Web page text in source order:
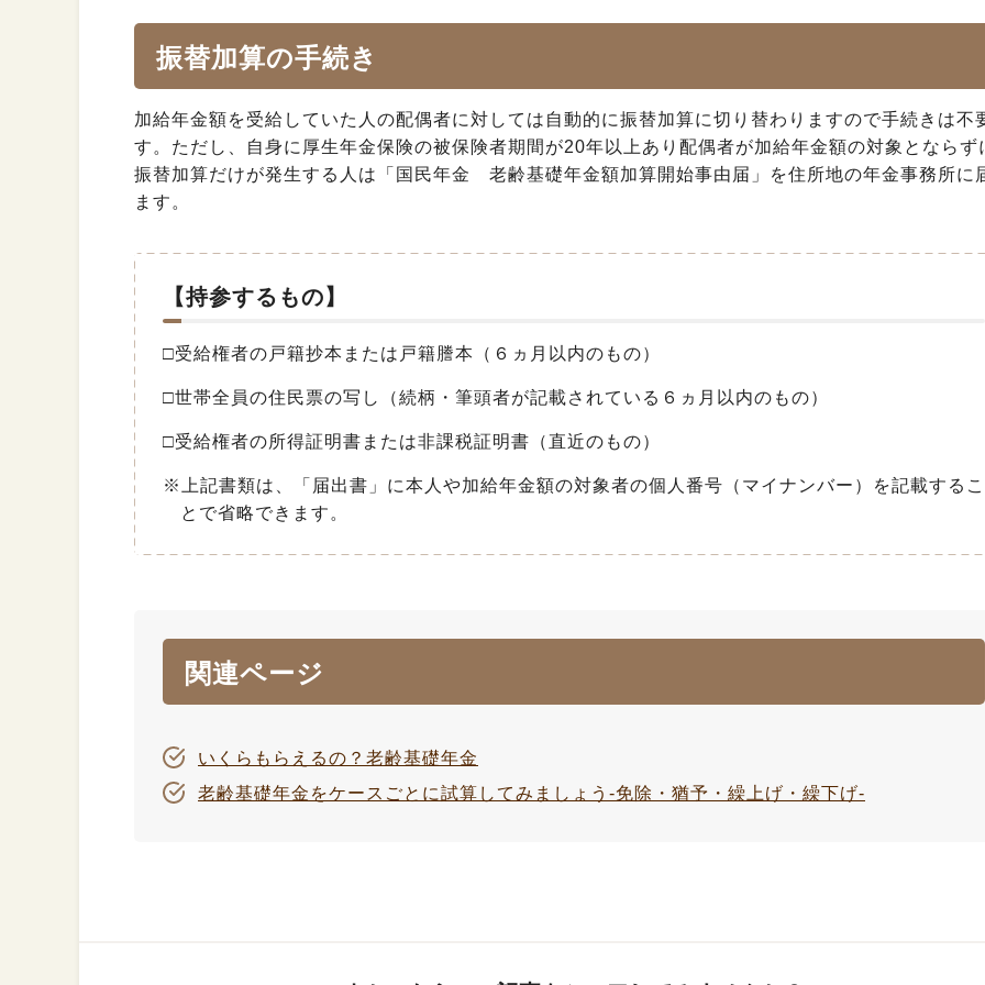
振替加算の手続き
加給年金額を受給していた人の配偶者に対しては自動的に振替加算に切り替わりますので手続きは不
す。ただし、自身に厚生年金保険の被保険者期間が20年以上あり配偶者が加給年金額の対象とならず
振替加算だけが発生する人は「国民年金 老齢基礎年金額加算開始事由届」を住所地の年金事務所に
ます。
【持参するもの】
□受給権者の戸籍抄本または戸籍謄本（６ヵ月以内のもの）
□世帯全員の住民票の写し（続柄・筆頭者が記載されている６ヵ月以内のもの）
□受給権者の所得証明書または非課税証明書（直近のもの）
※上記書類は、「届出書」に本人や加給年金額の対象者の個人番号（マイナンバー）を記載するこ
とで省略できます。
関連ページ
いくらもらえるの？老齢基礎年金
老齢基礎年金をケースごとに試算してみましょう-免除・猶予・繰上げ・繰下げ-